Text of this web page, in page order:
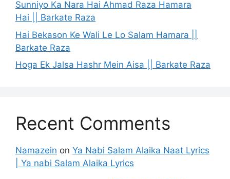
Sunniyo Ka Nara Hai Ahmad Raza Hamara
Hai || Barkate Raza
Hai Bekason Ke Wali Le Lo Salam Hamara ||
Barkate Raza
Hoga Ek Jalsa Hashr Mein Aisa || Barkate Raza
Recent Comments
Namazein on Ya Nabi Salam Alaika Naat Lyrics
| Ya nabi Salam Alaika Lyrics